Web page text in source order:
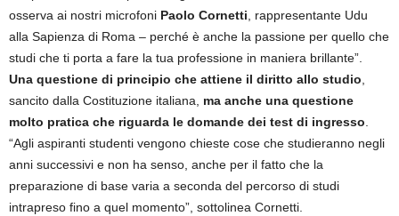
osserva ai nostri microfoni Paolo Cornetti , rappresentante Udu
alla Sapienza di Roma – perché è anche la passione per quello che
studi che ti porta a fare la tua professione in maniera brillante”.
Una questione di principio che attiene il diritto allo studio
sancito dalla Costituzione italiana, ma anche una questione
molto pratica che riguarda le domande dei test di ingresso
“Agli aspiranti studenti vengono chieste cose che studieranno negli
anni successivi e non ha senso, anche per il fatto che la
preparazione di base varia a seconda del percorso di studi
intrapreso fino a quel momento”, sottolinea Cornetti.